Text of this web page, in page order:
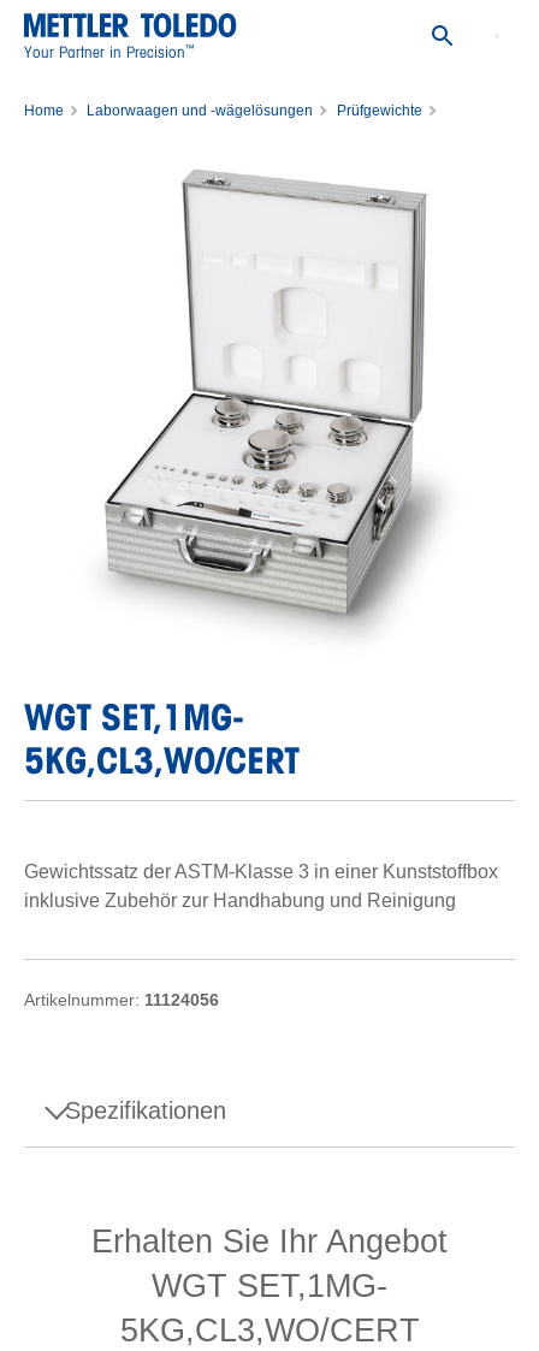
Your Partner in Precision™
Home Laborwaagen und -wägelösungen
Prüfgewichte
WGT SET,1MG-
5KG,CL3,WO/CERT
Gewichtssatz der ASTM-Klasse 3 in einer Kunststoffbox
inklusive Zubehör zur Handhabung und Reinigung
Artikelnummer: 11124056
Spezifikationen
7.950 (±140) kg/m3
Erhalten Sie Ihr Angebot
WGT SET,1MG-
5KG,CL3,WO/CERT